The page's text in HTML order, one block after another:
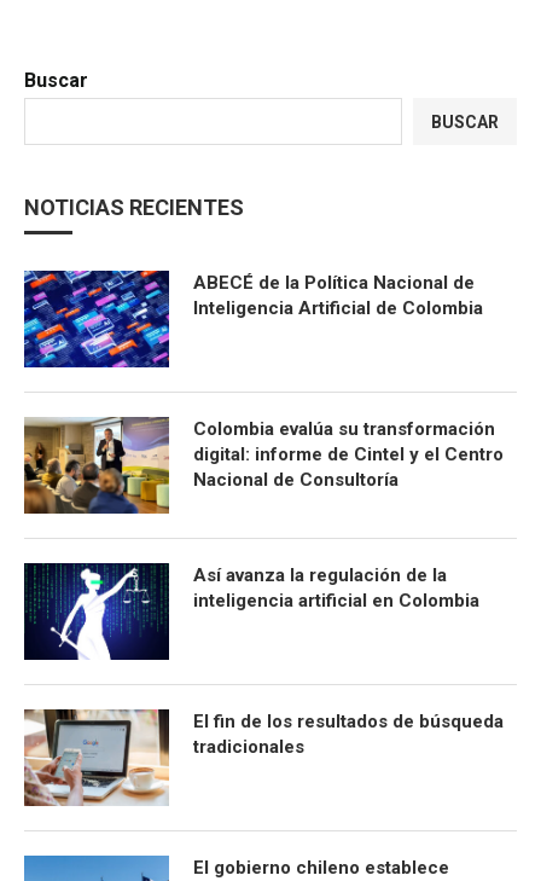
Buscar
BUSCAR
NOTICIAS RECIENTES
ABECÉ de la Política Nacional de
Inteligencia Artificial de Colombia
Colombia evalúa su transformación
digital: informe de Cintel y el Centro
Nacional de Consultoría
Así avanza la regulación de la
inteligencia artificial en Colombia
El fin de los resultados de búsqueda
tradicionales
El gobierno chileno establece